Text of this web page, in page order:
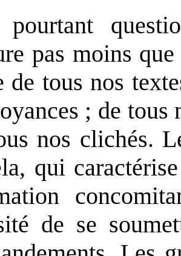
pourtant
pas moins
de tous nos
; de tous
nos clichés.
qui
de se